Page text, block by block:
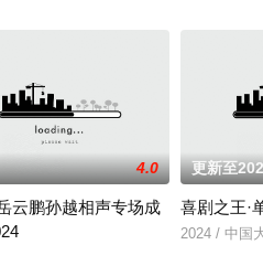
4.0
云鹏孙越相声专场成
更新至
喜剧之王·
2024 / 中国